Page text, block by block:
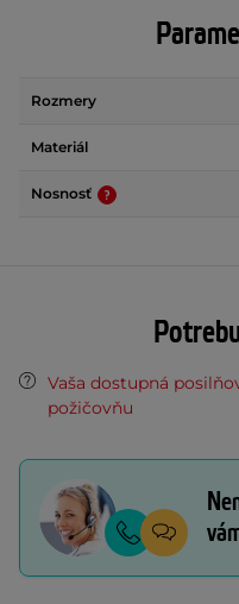
Rozmery
Materiál
Nosnosť
Vaša dostupná
požičovňu